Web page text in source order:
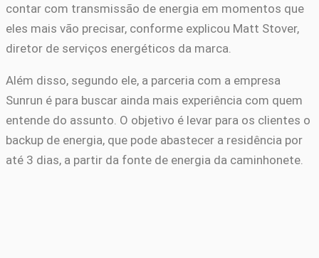
contar com transmissão de energia em momentos que
eles mais vão precisar, conforme explicou Matt Stover,
diretor de serviços energéticos da marca.
Além disso, segundo ele, a parceria com a empresa
Sunrun é para buscar ainda mais experiência com quem
entende do assunto. O objetivo é levar para os clientes o
backup de energia, que pode abastecer a residência por
até 3 dias, a partir da fonte de energia da caminhonete.